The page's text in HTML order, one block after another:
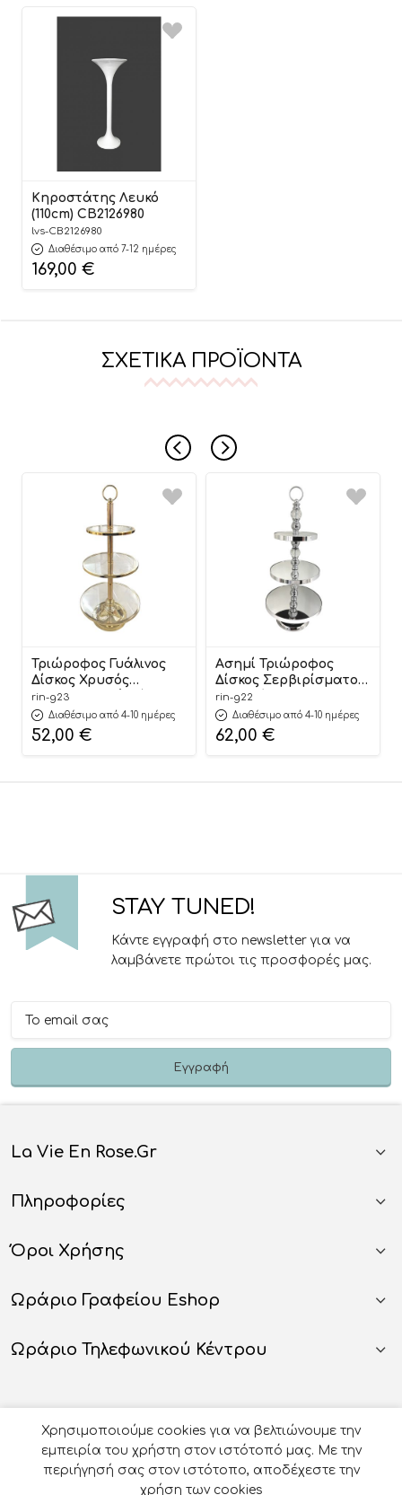
Κηροστάτης Λευκό
(110cm) CB2126980
lvs-CB2126980
Διαθέσιμο από 7-12 ημέρες
169,00 €
ΣΧΕΤΙΚΆ ΠΡΟΪΌΝΤΑ
Τριώροφος Γυάλινος
Δίσκος Χρυσός
Διακοσμητική Βάση
Σερβιρίσματος | Γ23
Riniotis
rin-g23
Διαθέσιμο από 4-10 ημέρες
52,00 €
Ασημί Τριώροφος
Δίσκος Σερβιρίσματος
& Διακόσμησης με
Καθρέφτη | Γ22
Riniotis
rin-g22
Διαθέσιμο από 4-10 ημέρες
62,00 €
STAY TUNED!
Κάντε εγγραφή στο newsletter για να
λαμβάνετε πρώτοι τις προσφορές μας.
La Vie En Rose.gr
Πληροφορίες
Όροι Χρήσης
Ωράριο Γραφείου Eshop
Ωράριο Τηλεφωνικού Κέντρου
Χρησιμοποιούμε cookies για να βελτιώνουμε την
εμπειρία του χρήστη στον ιστότοπό μας. Με την
περιήγησή σας στον ιστότοπο, αποδέχεστε την
χρήση των cookies